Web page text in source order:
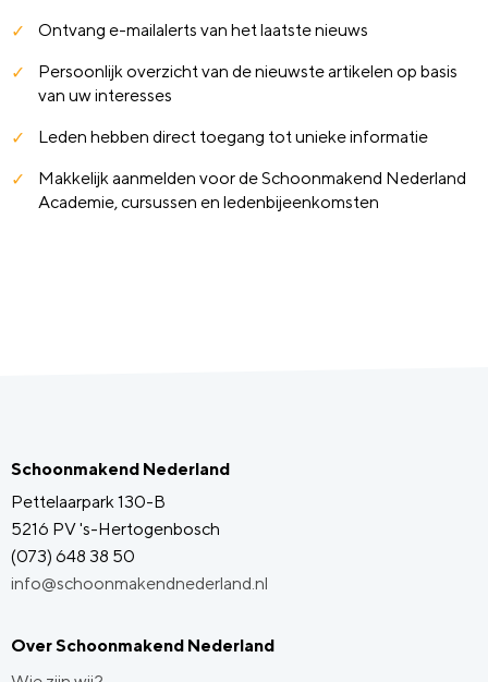
Ontvang e-mailalerts van het laatste nieuws
Persoonlijk overzicht van de nieuwste artikelen op basis
van uw interesses
Leden hebben direct toegang tot unieke informatie
Makkelijk aanmelden voor de Schoonmakend Nederland
Academie, cursussen en ledenbijeenkomsten
Schoonmakend Nederland
Pettelaarpark 130-B
5216 PV 's-Hertogenbosch
(073) 648 38 50
info@schoonmakendnederland.nl
Over Schoonmakend Nederland